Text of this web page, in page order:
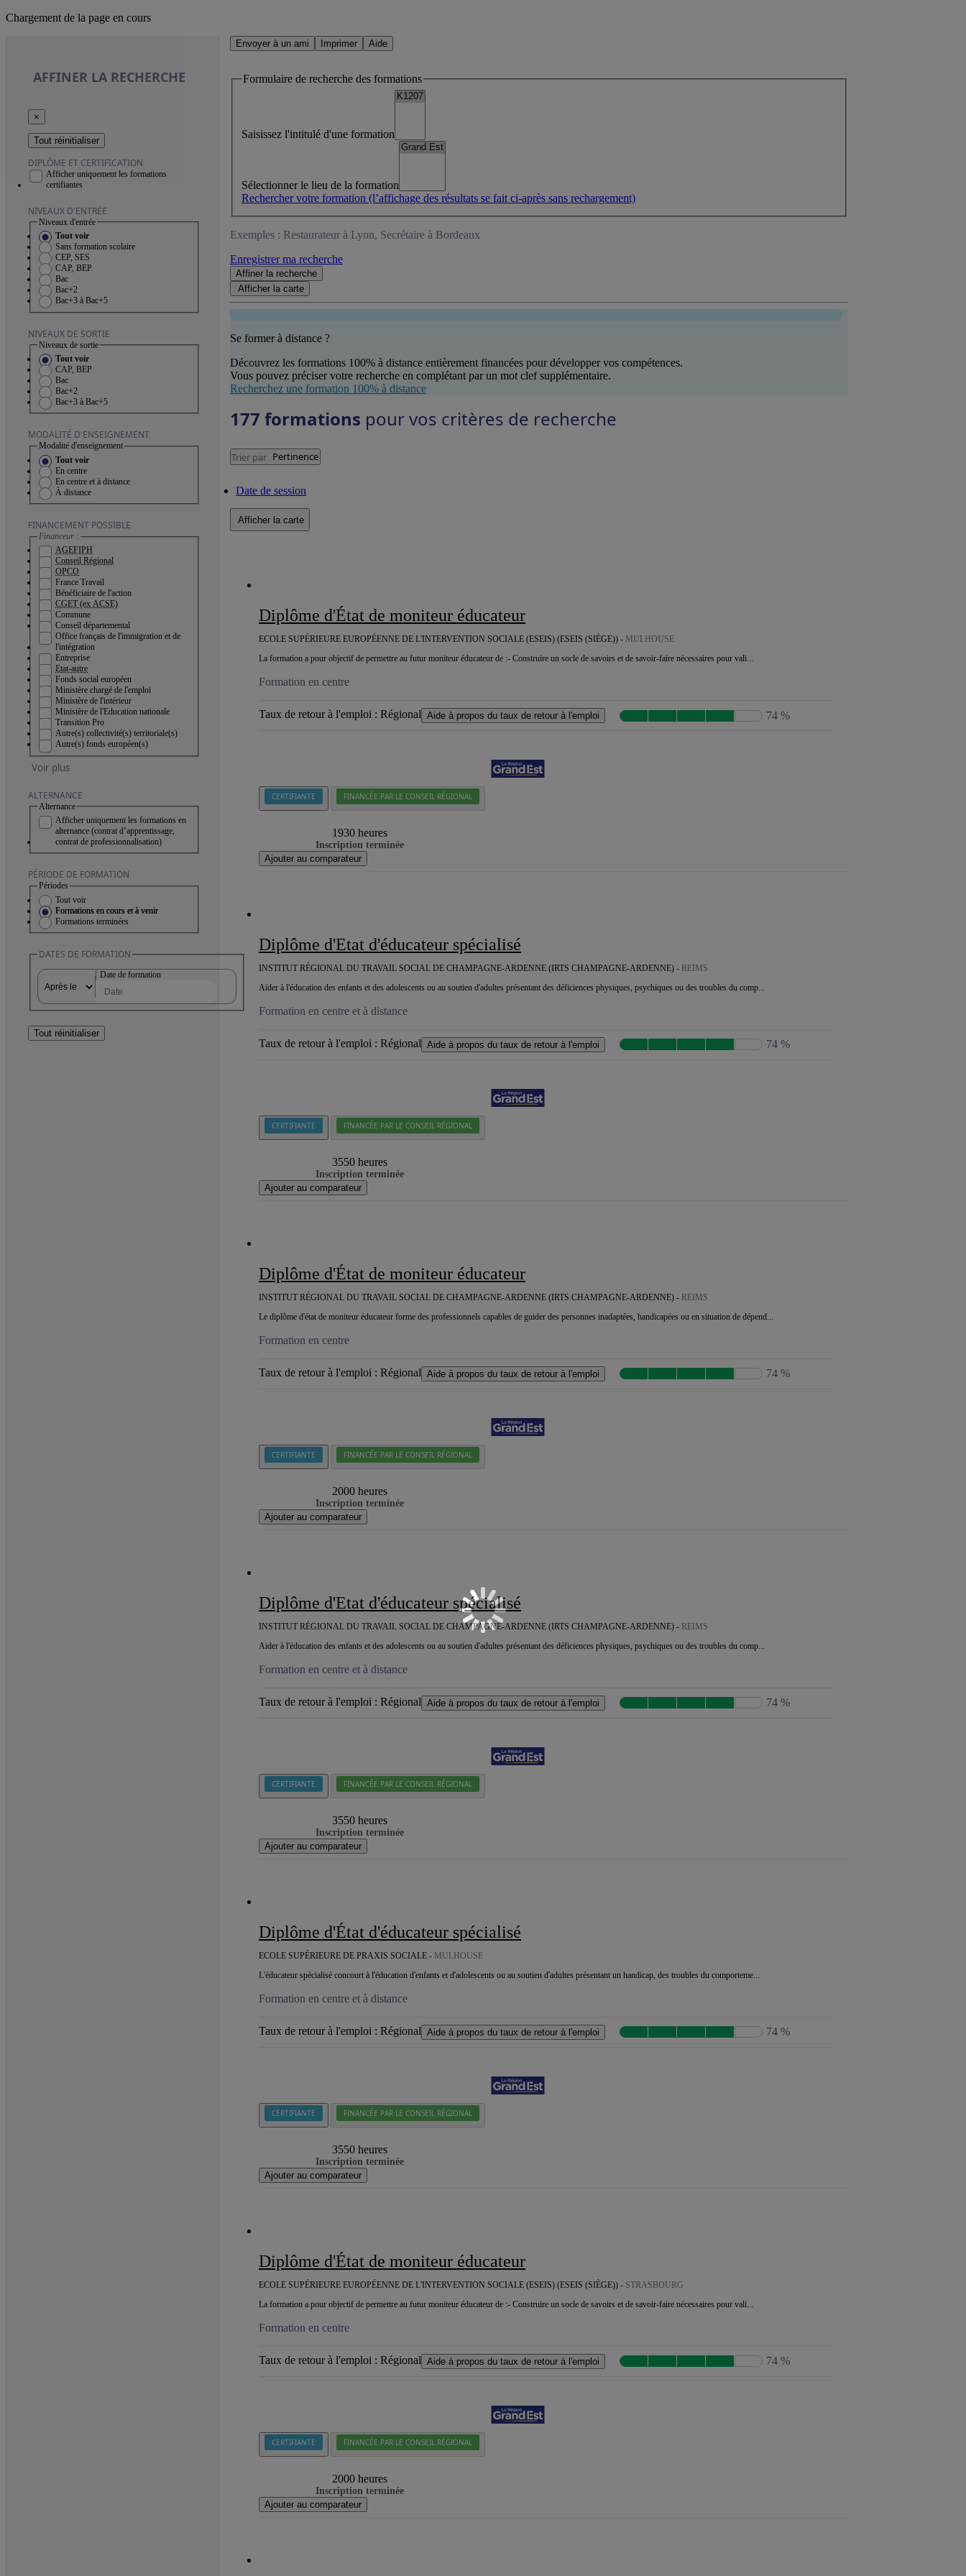
Chargement de la page en cours
AFFINER LA RECHERCHE
×
Tout réinitialiser
DIPLÔME ET CERTIFICATION
Afficher uniquement les formations
certifiantes
NIVEAUX D'ENTRÉE
Niveaux d'entrée
Tout voir
Sans formation scolaire
CEP, SES
CAP, BEP
Bac
Bac+2
Bac+3 à Bac+5
NIVEAUX DE SORTIE
Niveaux de sortie
Tout voir
CAP, BEP
Bac
Bac+2
Bac+3 à Bac+5
MODALITÉ D'ENSEIGNEMENT
Modalité d'enseignement
Tout voir
En centre
En centre et à distance
À distance
FINANCEMENT POSSIBLE
Financeur :
AGEFIPH
Conseil Régional
OPCO
France Travail
Bénéficiaire de l'action
CGET (ex ACSE)
Commune
Conseil départemental
Office français de l'immigration et de
l'intégration
Entreprise
Etat-autre
Fonds social européen
Ministère chargé de l'emploi
Ministère de l'intérieur
Ministère de l'Education nationale
Transition Pro
Autre(s) collectivité(s) territoriale(s)
Autre(s) fonds européen(s)
Voir plus
ALTERNANCE
Alternance
Afficher uniquement les formations en
alternance (contrat d’apprentissage,
contrat de professionnalisation)
PÉRIODE DE FORMATION
Périodes
Tout voir
Formations en cours et à venir
Formations terminées
DATES DE FORMATION
Date de formation
Tout réinitialiser
Envoyer à un ami Imprimer Aide
Formulaire de recherche des formations
Saisissez l'intitulé d'une formation
Sélectionner le lieu de la formation
Rechercher votre formation (l’affichage des résultats se fait ci-après sans rechargement)
Exemples : Restaurateur à Lyon, Secrétaire à Bordeaux
Enregistrer ma recherche
Affiner la recherche
Afficher la carte
Se former à distance ?
Découvrez les formations 100% à distance entièrement financées pour développer vos compétences.
Vous pouvez préciser votre recherche en complétant par un mot clef supplémentaire.
Recherchez une formation 100% à distance
177 formations pour vos critères de recherche
Trier par Pertinence
Date de session
Afficher la carte
Diplôme d'État de moniteur éducateur
ECOLE SUPÉRIEURE EUROPÉENNE DE L'INTERVENTION SOCIALE (ESEIS) (ESEIS (SIÈGE)) - MULHOUSE
La formation a pour objectif de permettre au futur moniteur éducateur de :- Construire un socle de savoirs et de savoir-faire nécessaires pour vali...
Formation en centre
Taux de retour à l'emploi : Régional Aide à propos du taux de retour à l'emploi 74 %
CERTIFIANTE FINANCÉE PAR LE CONSEIL RÉGIONAL
1930 heures
Inscription terminée
Ajouter au comparateur
Diplôme d'Etat d'éducateur spécialisé
INSTITUT RÉGIONAL DU TRAVAIL SOCIAL DE CHAMPAGNE-ARDENNE (IRTS CHAMPAGNE-ARDENNE) - REIMS
Aider à l'éducation des enfants et des adolescents ou au soutien d'adultes présentant des déficiences physiques, psychiques ou des troubles du comp...
Formation en centre et à distance
Taux de retour à l'emploi : Régional Aide à propos du taux de retour à l'emploi 74 %
CERTIFIANTE FINANCÉE PAR LE CONSEIL RÉGIONAL
3550 heures
Inscription terminée
Ajouter au comparateur
Diplôme d'État de moniteur éducateur
INSTITUT RÉGIONAL DU TRAVAIL SOCIAL DE CHAMPAGNE-ARDENNE (IRTS CHAMPAGNE-ARDENNE) - REIMS
Le diplôme d'état de moniteur éducateur forme des professionnels capables de guider des personnes inadaptées, handicapées ou en situation de dépend...
Formation en centre
Taux de retour à l'emploi : Régional Aide à propos du taux de retour à l'emploi 74 %
CERTIFIANTE FINANCÉE PAR LE CONSEIL RÉGIONAL
2000 heures
Inscription terminée
Ajouter au comparateur
Diplôme d'Etat d'éducateur spécialisé
INSTITUT RÉGIONAL DU TRAVAIL SOCIAL DE CHAMPAGNE-ARDENNE (IRTS CHAMPAGNE-ARDENNE) - REIMS
Aider à l'éducation des enfants et des adolescents ou au soutien d'adultes présentant des déficiences physiques, psychiques ou des troubles du comp...
Formation en centre et à distance
Taux de retour à l'emploi : Régional Aide à propos du taux de retour à l'emploi 74 %
CERTIFIANTE FINANCÉE PAR LE CONSEIL RÉGIONAL
3550 heures
Inscription terminée
Ajouter au comparateur
Diplôme d'État d'éducateur spécialisé
ECOLE SUPÉRIEURE DE PRAXIS SOCIALE - MULHOUSE
L'éducateur spécialisé concourt à l'éducation d'enfants et d'adolescents ou au soutien d'adultes présentant un handicap, des troubles du comporteme...
Formation en centre et à distance
Taux de retour à l'emploi : Régional Aide à propos du taux de retour à l'emploi 74 %
CERTIFIANTE FINANCÉE PAR LE CONSEIL RÉGIONAL
3550 heures
Inscription terminée
Ajouter au comparateur
Diplôme d'État de moniteur éducateur
ECOLE SUPÉRIEURE EUROPÉENNE DE L'INTERVENTION SOCIALE (ESEIS) (ESEIS (SIÈGE)) - STRASBOURG
La formation a pour objectif de permettre au futur moniteur éducateur de :- Construire un socle de savoirs et de savoir-faire nécessaires pour vali...
Formation en centre
Taux de retour à l'emploi : Régional Aide à propos du taux de retour à l'emploi 74 %
CERTIFIANTE FINANCÉE PAR LE CONSEIL RÉGIONAL
2000 heures
Inscription terminée
Ajouter au comparateur